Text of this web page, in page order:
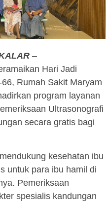
–
Hari Jadi
Rumah Sakit Maryam
program layanan
Ultrasonografi
secara gratis bagi
kesehatan ibu
untuk para ibu hamil di
Pemeriksaan
spesialis kandungan